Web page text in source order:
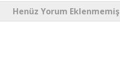
Henüz Yorum Eklenmemiş